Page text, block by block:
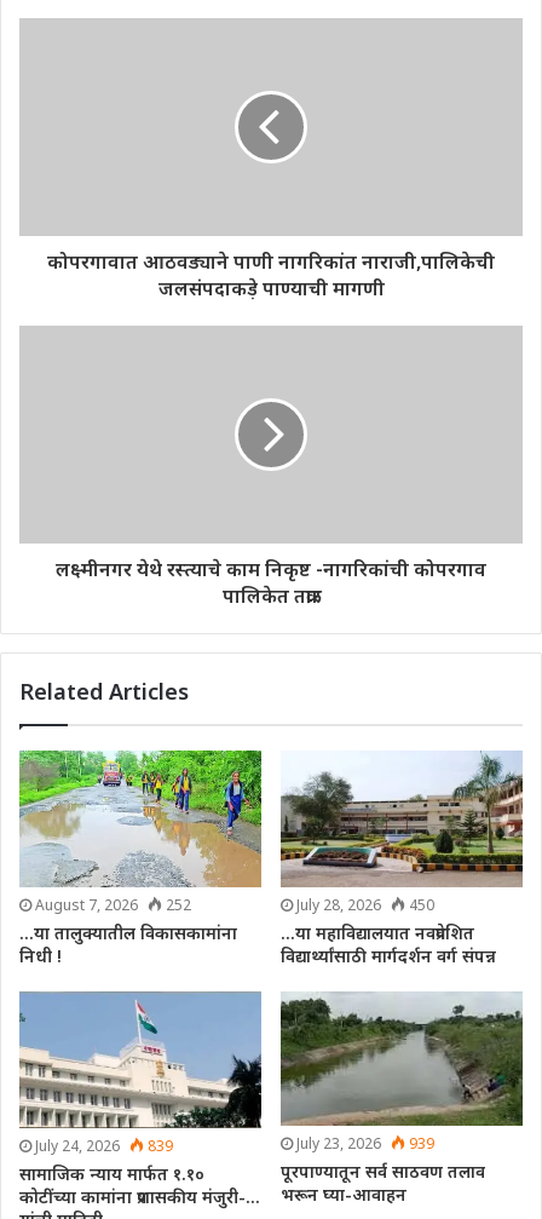
कोपरगावात आठवड्याने पाणी नागरिकांत नाराजी,पालिकेची
जलसंपदाकड़े पाण्याची मागणी
लक्ष्मीनगर येथे रस्त्याचे काम निकृष्ट -नागरिकांची कोपरगाव
पालिकेत तक्रार
Related Articles
August 7, 2026 252
…या तालुक्यातील विकासकामांना
निधी !
July 28, 2026 450
…या महाविद्यालयात नवप्रवेशित
विद्यार्थ्यांसाठी मार्गदर्शन वर्ग संपन्न
July 24, 2026 839
सामाजिक न्याय मार्फत १.१०
कोटींच्या कामांना प्रशासकीय मंजुरी-…
July 23, 2026 939
पूरपाण्यातून सर्व साठवण तलाव
भरून घ्या-आवाहन